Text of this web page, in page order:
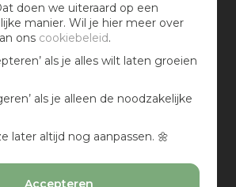
doen we uiteraard op een
manier. Wil je hier meer over
ons cookiebeleid.
als je alles wilt laten groeien
als je alleen de noodzakelijke
later altijd nog aanpassen. 🌼
Accepteren
inspiratie voor je
op doen?
Osdorp op Instagram
berichten.
Osdorp
en inspirerende berichten en blijf altijd
Veranda's & Afdakjes